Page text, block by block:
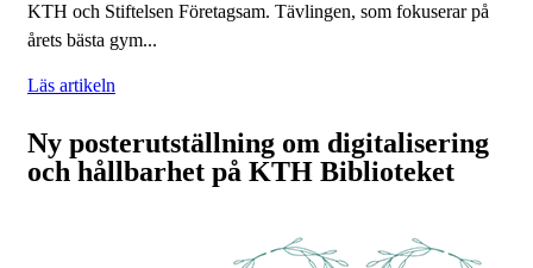
KTH och Stiftelsen Företagsam. Tävlingen, som fokuserar på
årets bästa gym...
Läs artikeln
Ny posterutställning om digitalisering
och hållbarhet på KTH Biblioteket